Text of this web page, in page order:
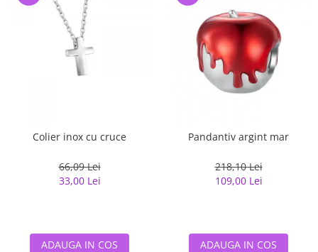
Colier inox cu cruce
66,09 Lei
33,00 Lei
ADAUGA IN COS
Pandantiv argint mar
218,10 Lei
109,00 Lei
ADAUGA IN COS